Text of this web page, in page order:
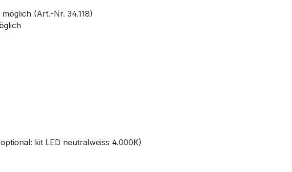
(Art.-Nr. 34.118)
kit LED neutralweiss 4.000K)